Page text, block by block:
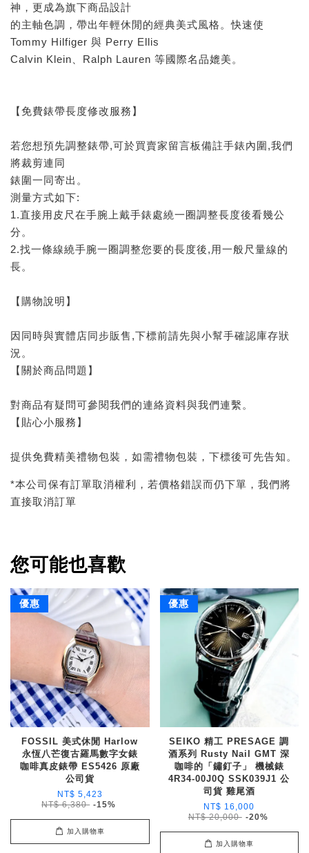
神，更成為旗下商品設計
的主軸色調，帶出年輕休閒的經典美式風格。快速使
Tommy Hilfiger 與 Perry Ellis
Calvin Klein、Ralph Lauren 等國際名品媲美。
【免費錶帶長度修改服務】
若您想預先調整錶帶,可於買賣家留言板備註手錶內圍,我們
將裁剪連同
錶圍一同寄出。
測量方式如下:
1.直接用皮尺在手腕上戴手錶處繞一圈調整長度後看幾公
分。
2.找一條線繞手腕一圈調整您要的長度後,用一般尺量線的
長。
【購物說明】
因同時與實體店同步販售,下標前請先與小幫手確認庫存狀
況。
【關於商品問題】
對商品有疑問可參閱我們的連絡資料與我們連繫。
【貼心小服務】
提供免費精美禮物包裝，如需禮物包裝，下標後可先告知。
*本公司保有訂單取消權利，若價格錯誤而仍下單，我們將
直接取消訂單
您可能也喜歡
優惠
FOSSIL 美式休閒 Harlow
永恆八芒復古羅馬數字女錶
咖啡真皮錶帶 ES5426 原廠
公司貨
NT$ 5,423
NT$ 6,380 -15%
加入購物車
優惠
SEIKO 精工 PRESAGE 調
酒系列 Rusty Nail GMT 深
咖啡的「鏽釘子」 機械錶
4R34-00J0Q SSK039J1 公
司貨 雞尾酒
NT$ 16,000
NT$ 20,000 -20%
加入購物車